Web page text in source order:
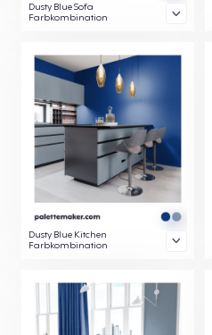
Dusty Blue Sofa
Farbkombination
Dusty Blue Kitchen
Farbkombination